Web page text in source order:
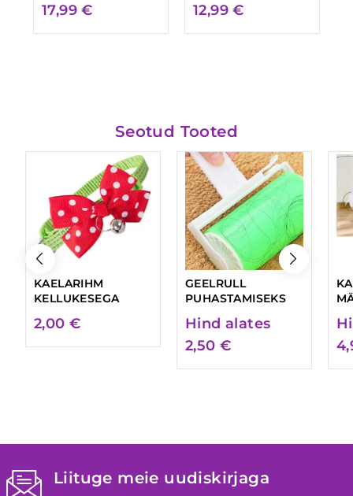
17,99€ 12,99€
Seotud Tooted
KAELARIHM
KELLUKESEGA
2,00 €
GEELRULL
PUHASTAMISEKS
Hind alates
2,50 €
Liituge meie uudiskirjaga